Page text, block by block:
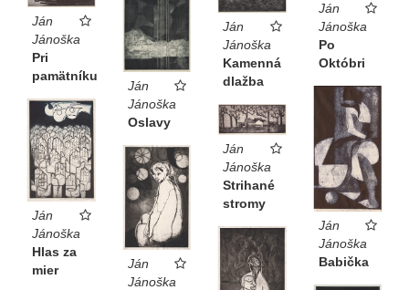
Ján
Jánoška
Pri
pamätníku
Ján
Jánoška
Oslavy
Ján
Jánoška
Kamenná
dlažba
Ján
Jánoška
Po
Októbri
Ján
Jánoška
Babička
Ján
Jánoška
Hlas za
mier
Ján
Jánoška
Strihané
stromy
Ján
Jánoška